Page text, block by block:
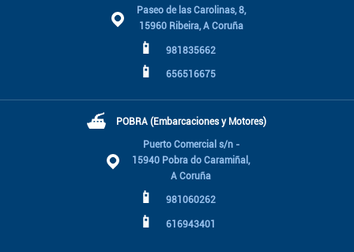
Paseo de las Carolinas, 8,
15960 Ribeira, A Coruña
📱 981835662
📱 656516675
⛴ POBRA (Embarcaciones y Motores)
Puerto Comercial s/n -
15940 Pobra do Caramiñal,
A Coruña
📱 981060262
📱 616943401